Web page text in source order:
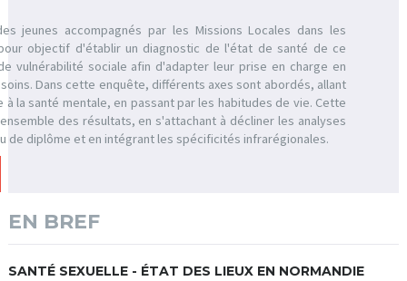
jeunes accompagnés par les Missions Locales dans les
objectif d'établir un diagnostic de l'état de santé de ce
vulnérabilité sociale afin d'adapter leur prise en charge en
Dans cette enquête, différents axes sont abordés, allant
à la santé mentale, en passant par les habitudes de vie. Cette
des résultats, en s'attachant à décliner les analyses
de diplôme et en intégrant les spécificités infrarégionales.
EN BREF
SANTÉ SEXUELLE - ÉTAT DES LIEUX EN NORMANDIE